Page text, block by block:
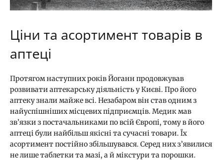
Ціни та асортимент товарів в
аптеці
Протягом наступних років Йоганн продовжував
розвивати аптекарську діяльність у Києві. Про його
аптеку знали майже всі. Незабаром він став одним з
найуспішніших місцевих підприємців. Медик мав
зв’язки з постачальниками по всій Європі, тому в його
аптеці були найбільш якісні та сучасні товари. Їх
асортимент постійно збільшувався. Серед них з’явилися
не лише таблетки та мазі, а й мікстури та порошки.